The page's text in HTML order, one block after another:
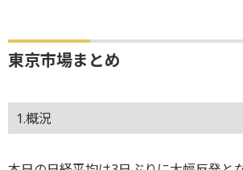
東京市場まとめ
1.概況